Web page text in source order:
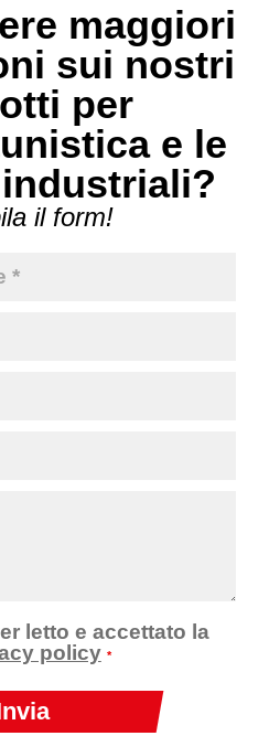
maggiori
sui nostri
per
e le
il form!
letto e accettato la
policy *